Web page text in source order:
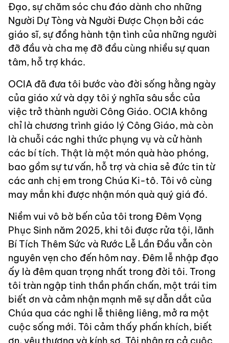
Đạo, sự chăm sóc chu đáo dành cho những
Người Dự Tòng và Người Được Chọn bởi các
giáo sĩ, sự đồng hành tận tình của những người
đỡ đầu và cha mẹ đỡ đầu cùng nhiều sự quan
tâm, hỗ trợ khác.
OCIA đã đưa tôi bước vào đời sống hằng ngày
của giáo xứ và dạy tôi ý nghĩa sâu sắc của
việc trở thành người Công Giáo. OCIA không
chỉ là chương trình giáo lý Công Giáo, mà còn
là chuỗi các nghi thức phụng vụ và cử hành
các bí tích. Thật là một món quà hào phóng,
bao gồm sự tư vấn, hỗ trợ và chia sẻ đức tin từ
các anh chị em trong Chúa Ki-tô. Tôi vô cùng
may mắn khi được nhận món quà quý giá đó.
Niềm vui vô bờ bến của tôi trong Đêm Vọng
Phục Sinh năm 2025, khi tôi được rửa tội, lãnh
Bí Tích Thêm Sức và Rước Lễ Lần Đầu vẫn còn
nguyên vẹn cho đến hôm nay. Đêm lễ nhập đạo
ấy là đêm quan trọng nhất trong đời tôi. Trong
tôi tràn ngập tinh thần phấn chấn, một trái tim
biết ơn và cảm nhận mạnh mẽ sự dẫn dắt của
Chúa qua các nghi lễ thiêng liêng, mở ra một
cuộc sống mới. Tôi cảm thấy phấn khích, biết